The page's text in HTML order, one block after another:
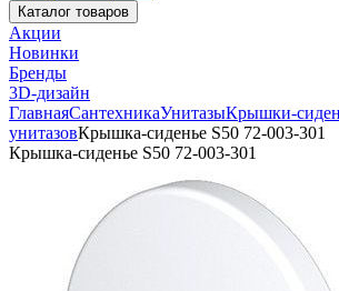
Каталог товаров
Акции
Новинки
Бренды
3D-дизайн
ГлавнаяСантехникаУнитазыКрышки-
унитазовКрышка-сиденье S50 72-003-301
Крышка-сиденье S50 72-003-301